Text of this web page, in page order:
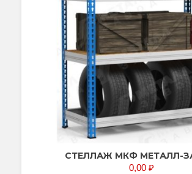
СТЕЛЛАЖ МКФ МЕТАЛЛ-
0,00 ₽